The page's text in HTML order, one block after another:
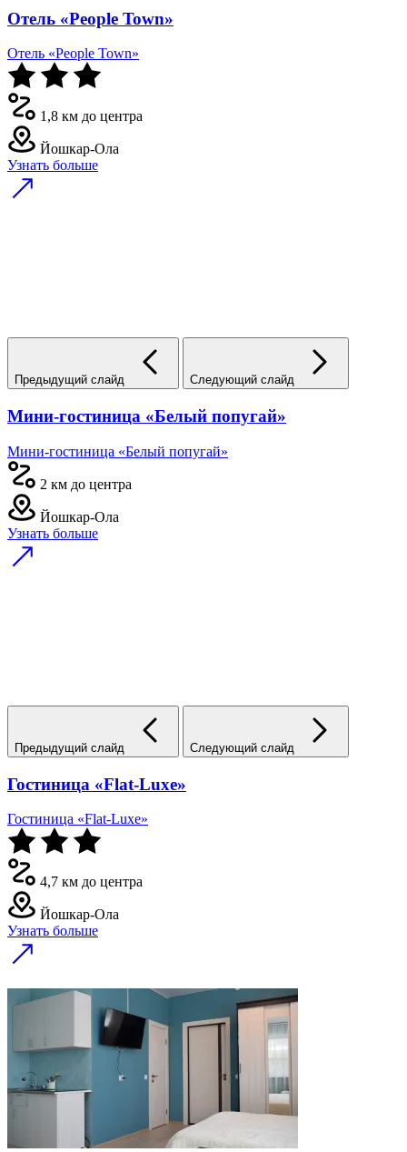
Отель «People Town»
Отель «People Town»
1,8 км до центра
Йошкар-Ола
Узнать больше
Предыдущий слайд Следующий слайд
Мини-гостиница «Белый попугай»
Мини-гостиница «Белый попугай»
2 км до центра
Йошкар-Ола
Узнать больше
Предыдущий слайд Следующий слайд
Гостиница «Flat-Luxe»
Гостиница «Flat-Luxe»
4,7 км до центра
Йошкар-Ола
Узнать больше